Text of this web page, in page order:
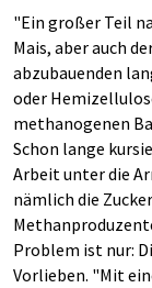
"Ein großer Teil
Mais, aber auch
abzubauenden
oder
methanogenen
Schon lange
Arbeit unter die
nämlich die
Problem ist nur:
Vorlieben. "Mit